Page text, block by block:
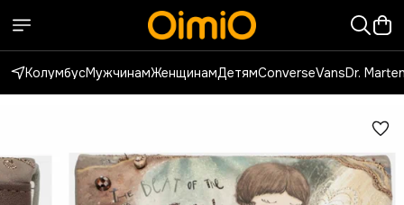
КолумбусМужчинамЖенщинамДетямConverseVansDr.